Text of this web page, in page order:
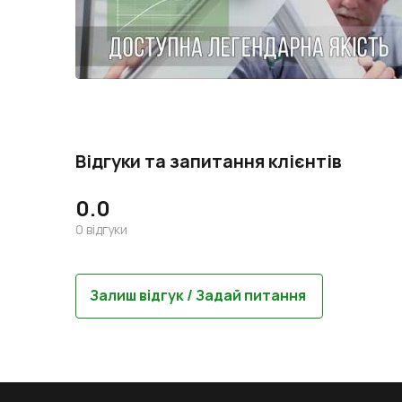
Відгуки та запитання клієнтів
0.0
0 відгуки
Залиш відгук / Задай питання